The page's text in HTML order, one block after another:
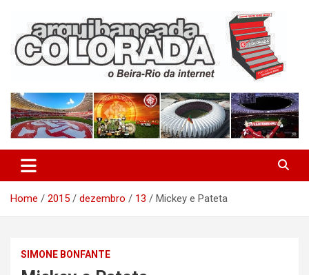
content
Arquibancada Colorada
Home 2015 dezembro 13 Mickey e Pateta
SIMONE BONFANTE